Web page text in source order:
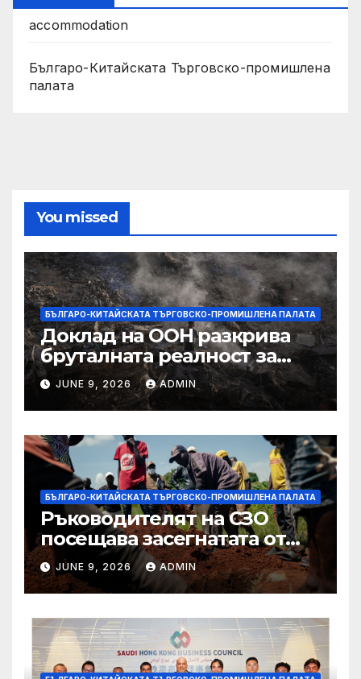
accommodation
Българо-Китайската Търговско-промишлена
палата
You missed
БЪЛГАРО-КИТАЙСКАТА ТЪРГОВСКО-ПРОМИШЛЕНА ПАЛАТА
Доклад на ООН разкрива
бруталната реалност за
палестинците в Газа,
Западния бряг
JUNE 9, 2026 ADMIN
БЪЛГАРО-КИТАЙСКАТА ТЪРГОВСКО-ПРОМИШЛЕНА ПАЛАТА
Ръководителят на СЗО
посещава засегнатата от
Ебола Уганда, след като
вирусът се разпространява
от ДРК
JUNE 9, 2026 ADMIN